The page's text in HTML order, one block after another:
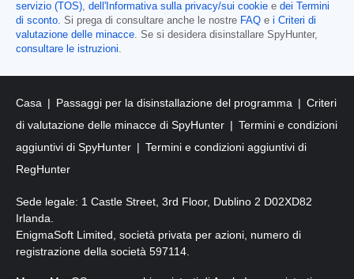
servizio (TOS), dell'Informativa sulla privacy/sui cookie e dei Termini
di sconto. Si prega di consultare anche le nostre FAQ e i Criteri di
valutazione delle minacce. Se si desidera disinstallare SpyHunter,
consultare le istruzioni.
Casa Passaggi per la disinstallazione del programma
Criteri
di valutazione delle minacce di SpyHunter
Termini e condizioni
aggiuntivi di SpyHunter
Termini e condizioni aggiuntivi di
RegHunter
Sede legale: 1 Castle Street, 3rd Floor, Dublino 2 D02XD82
Irlanda.
EnigmaSoft Limited, società privata per azioni, numero di
registrazione della società 597114.